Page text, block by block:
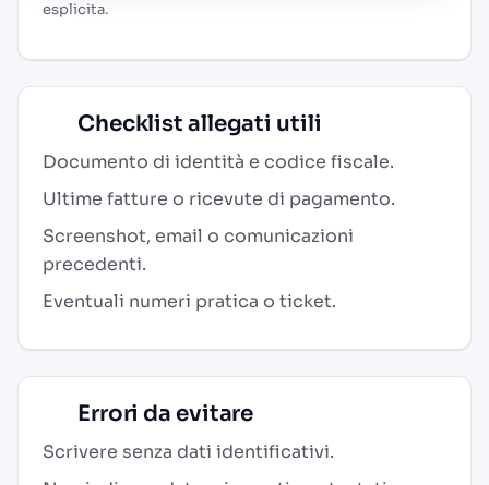
esplicita.
Checklist allegati utili
Documento di identità e codice fiscale.
Ultime fatture o ricevute di pagamento.
Screenshot, email o comunicazioni
precedenti.
Eventuali numeri pratica o ticket.
Errori da evitare
Scrivere senza dati identificativi.